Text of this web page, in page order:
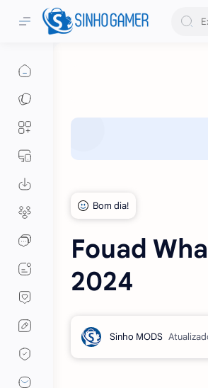
Fouad
2024